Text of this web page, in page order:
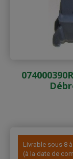
Livrable sous 8
(à la date de